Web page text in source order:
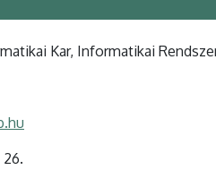
Kar, Informatikai